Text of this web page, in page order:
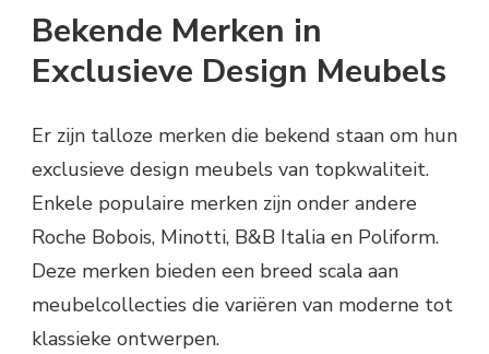
Bekende Merken in
Exclusieve Design Meubels
Er zijn talloze merken die bekend staan om hun
exclusieve design meubels van topkwaliteit.
Enkele populaire merken zijn onder andere
Roche Bobois, Minotti, B&B Italia en Poliform.
Deze merken bieden een breed scala aan
meubelcollecties die variëren van moderne tot
klassieke ontwerpen.